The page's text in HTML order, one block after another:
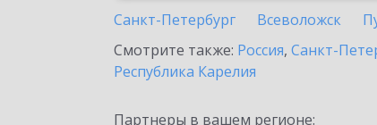
Санкт-Петербург
Всеволожск
Смотрите также: Россия, Санкт-
Республика Карелия
Партнеры в вашем регионе: